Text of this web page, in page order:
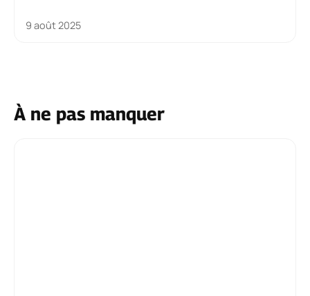
9 août 2025
À ne pas manquer